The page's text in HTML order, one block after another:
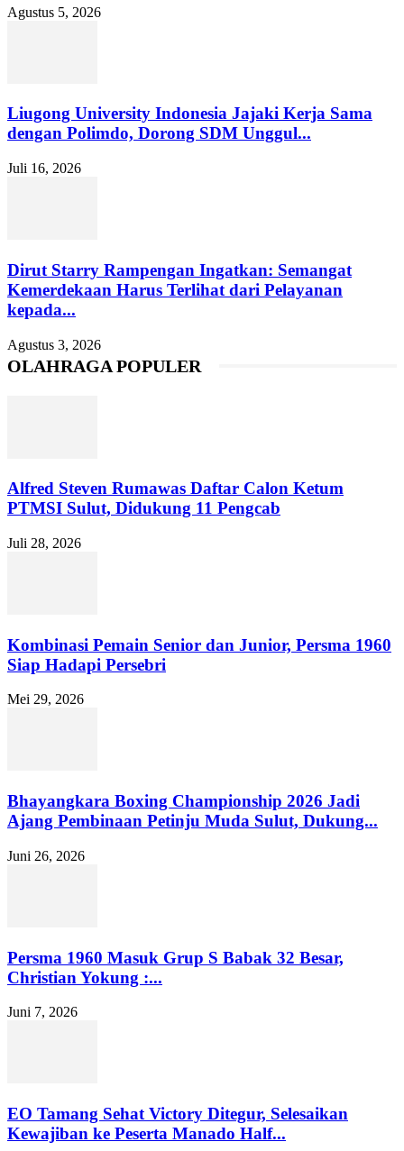
Agustus 5, 2026
Liugong University Indonesia Jajaki Kerja Sama
dengan Polimdo, Dorong SDM Unggul...
Juli 16, 2026
Dirut Starry Rampengan Ingatkan: Semangat
Kemerdekaan Harus Terlihat dari Pelayanan
kepada...
Agustus 3, 2026
OLAHRAGA POPULER
Alfred Steven Rumawas Daftar Calon Ketum
PTMSI Sulut, Didukung 11 Pengcab
Juli 28, 2026
Kombinasi Pemain Senior dan Junior, Persma 1960
Siap Hadapi Persebri
Mei 29, 2026
Bhayangkara Boxing Championship 2026 Jadi
Ajang Pembinaan Petinju Muda Sulut, Dukung...
Juni 26, 2026
Persma 1960 Masuk Grup S Babak 32 Besar,
Christian Yokung :...
Juni 7, 2026
EO Tamang Sehat Victory Ditegur, Selesaikan
Kewajiban ke Peserta Manado Half...